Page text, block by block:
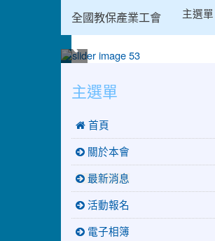
全國教保產業工會 主選單
主選單
 首頁
關於本會
最新消息
活動報名
電子相簿